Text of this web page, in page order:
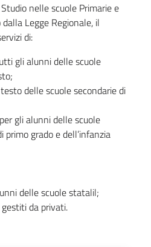
nelle scuole Primarie e
Legge Regionale, il
di:
gli alunni delle scuole
delle scuole secondarie di
gli alunni delle scuole
primo grado e dell’infanzia
delle scuole statalil;
da privati.